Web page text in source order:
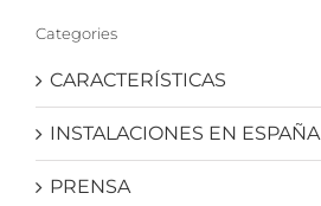
Categories
CARACTERÍSTICAS
INSTALACIONES EN ESPAÑA
PRENSA